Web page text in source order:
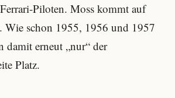
Piloten. Moss kommt auf
schon 1955, 1956 und 1957
damit erneut „nur“ der
Platz.